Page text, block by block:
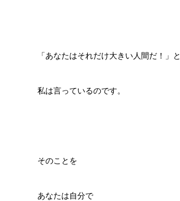
「あなたはそれだけ大きい人間だ！」と
私は言っているのです。
そのことを
あなたは自分で